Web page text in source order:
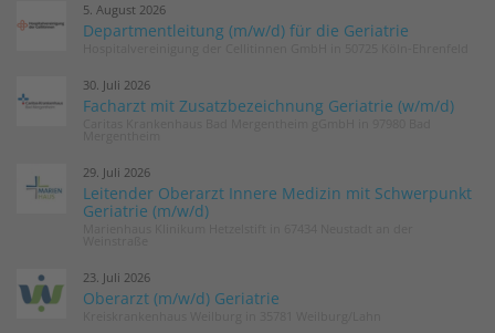
5. August 2026
Departmentleitung (m/w/d) für die Geriatrie
30. Juli 2026
Facharzt mit Zusatzbezeichnung Geriatrie (w/m/d)
29. Juli 2026
Leitender Oberarzt Innere Medizin mit Schwerpunkt
Geriatrie (m/w/d)
23. Juli 2026
Oberarzt (m/w/d) Geriatrie